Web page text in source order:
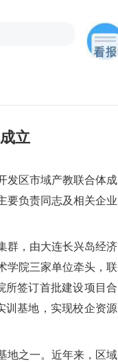
立
区市域产教联合体成
要负责同志及相关企业
，由大连长兴岛经济
学院三家单位牵头，联
所签订首批建设项目合
训基地，实现校企资源
之一。近年来，区域